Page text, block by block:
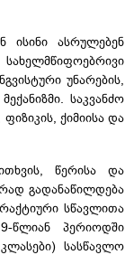
ისინი ასრულებენ
უნარების,
საკვანძო
ქიმიისა და
წერისა და
გადანაწილდება
სწავლითა
წლიან პერიოდში
სასწავლო